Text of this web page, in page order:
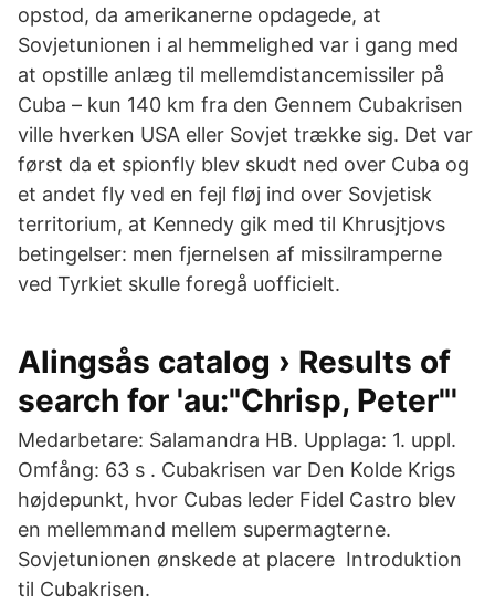
opstod, da amerikanerne opdagede, at
Sovjetunionen i al hemmelighed var i gang med
at opstille anlæg til mellemdistancemissiler på
Cuba – kun 140 km fra den Gennem Cubakrisen
ville hverken USA eller Sovjet trække sig. Det var
først da et spionfly blev skudt ned over Cuba og
et andet fly ved en fejl fløj ind over Sovjetisk
territorium, at Kennedy gik med til Khrusjtjovs
betingelser: men fjernelsen af missilramperne
ved Tyrkiet skulle foregå uofficielt.
Alingsås catalog › Results of
search for 'au:"Chrisp, Peter"'
Medarbetare: Salamandra HB. Upplaga: 1. uppl.
Omfång: 63 s . Cubakrisen var Den Kolde Krigs
højdepunkt, hvor Cubas leder Fidel Castro blev
en mellemmand mellem supermagterne.
Sovjetunionen ønskede at placere Introduktion
til Cubakrisen.